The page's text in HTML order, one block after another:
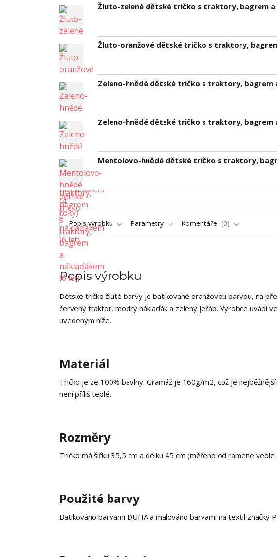
Žluto-zelené dětské tričko s traktory, bagrem a
Žluto-oranžové dětské tričko s traktory,
Zeleno-hnědé dětské tričko s traktory, bagrem
Zeleno-hnědé dětské tričko s traktory, bagrem
Mentolovo-hnědé dětské tričko s traktory,
Popis výrobku Parametry Komentáře 0
Popis výrobku
Dětské tričko žluté barvy je batikované oranžovou barvou, na
červený traktor, modrý náklaďák a zelený jeřáb. Výrobce uvádí
uvedeným níže.
Materiál
Tričko je ze 100% bavlny. Gramáž je 160g/m2, což je
není příliš teplé.
Rozměry
Tričko má šířku 35,5 cm a délku 45 cm (měřeno od ramene
Použité barvy
Batikováno barvami DUHA a malováno barvami na textil značky